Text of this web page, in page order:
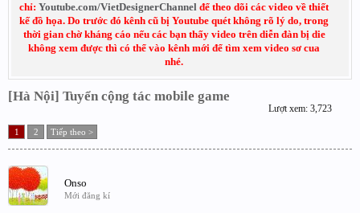
chỉ: Youtube.com/VietDesignerChannel để theo dõi các video về thiết
kế đồ họa. Do trước đó kênh cũ bị Youtube quét không rõ lý do, trong
thời gian chờ kháng cáo nếu các bạn thấy video trên diễn đàn bị die
không xem được thì có thể vào kênh mới để tìm xem video sơ cua
nhé.
[Hà Nội] Tuyển cộng tác mobile game
Lượt xem: 3,723
1 2 Tiếp theo >
Onso
Mới đăng kí